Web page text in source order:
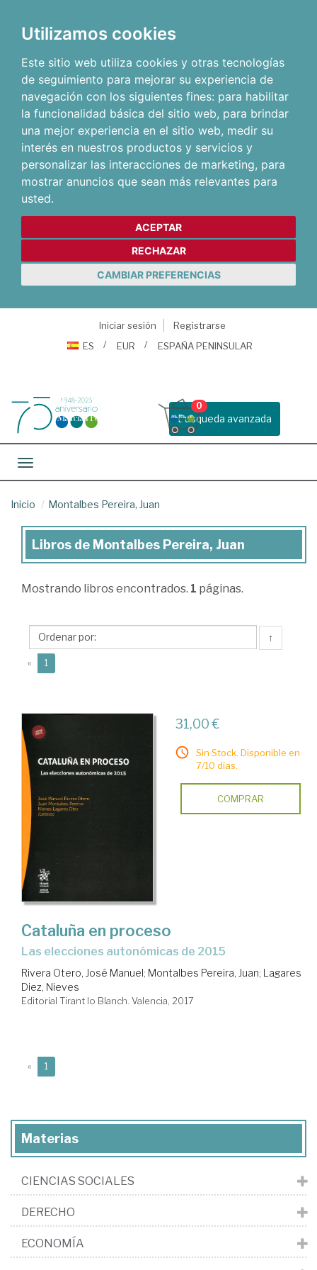
Utilizamos cookies
Este sitio web utiliza cookies y otras tecnologías
de seguimiento para mejorar su experiencia de
navegación con los siguientes fines: para habilitar
la funcionalidad básica del sitio web, para brindar
una mejor experiencia en el sitio web, medir su
interés en nuestros productos y servicios y
personalizar las interacciones de marketing, para
mostrar anuncios que sean más relevantes para
usted.
ACEPTAR
RECHAZAR
CAMBIAR PREFERENCIAS
Iniciar sesión
Registrarse
ES
EUR ESPAÑA PENINSULAR
Busqueda avanzada
0
Toggle navigation
Inicio Montalbes Pereira, Juan
Libros
Montalbes
Juan
Libros de Montalbes Pereira, Juan
Mostrando libros encontrados. 1 páginas.
↑
« 1
31,00 €
Sin Stock. Disponible en
7/10 días.
COMPRAR
Cataluña en proceso
las elecciones autonómicas de 2015
Rivera Otero, José Manuel; Montalbes Pereira, Juan; Lagares
Diez, Nieves
Editorial Tirant lo Blanch. Valencia, 2017
« 1
Materias
CIENCIAS SOCIALES
DERECHO
ECONOMÍA